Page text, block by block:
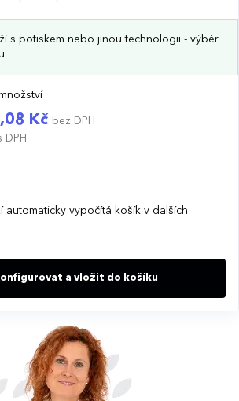
s potiskem nebo jinou technologii - výběr
Kč bez DPH
DPH
automaticky vypočítá košík v dalších
a vložit do košíku